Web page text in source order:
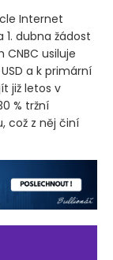
Internet
dubna žádost
usiluje
a k primární
již letos v
% tržní
což z něj činí